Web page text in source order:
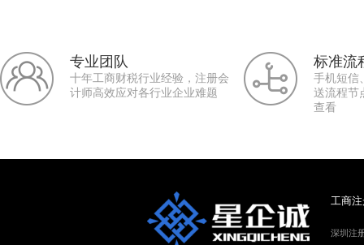
专业团队
十年工商财税行业经验，注册会
计师高效应对各行业企业难题
标准流
手机短信
送流程节
查看